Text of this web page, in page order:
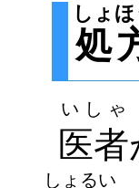
処
しょ
医者
いしゃ
しょるい